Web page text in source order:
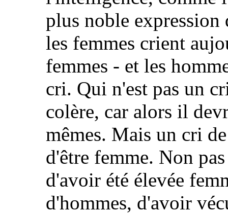
plus noble
les femmes crient
femmes - et les
cri. Qui n'est pas un
colère, car alors il
mêmes. Mais un cri
d'être femme. Non
d'avoir été élevée
d'hommes, d'avoir